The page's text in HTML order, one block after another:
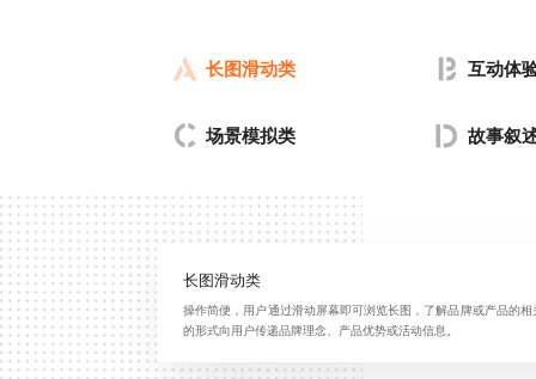
长图滑动类 互动体
场景模拟类 故事叙
长图滑动类
操作简便，用户通过滑动屏幕即可浏览长图，了解品牌或产品的
的形式向用户传递品牌理念、产品优势或活动信息。